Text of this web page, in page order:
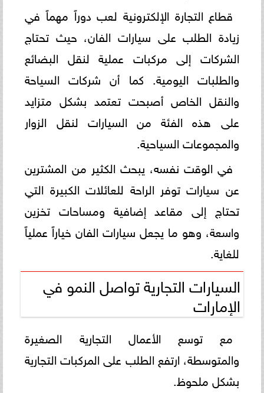
قطاع التجارة الإلكترونية لعب دوراً مهماً في
زيادة الطلب على سيارات الفان، حيث تحتاج
الشركات إلى مركبات عملية لنقل البضائع
والطلبات اليومية. كما أن شركات السياحة
والنقل الخاص أصبحت تعتمد بشكل متزايد
على هذه الفئة من السيارات لنقل الزوار
والمجموعات السياحية.
في الوقت نفسه، يبحث الكثير من المشترين
عن سيارات توفر الراحة للعائلات الكبيرة التي
تحتاج إلى مقاعد إضافية ومساحات تخزين
واسعة، وهو ما يجعل سيارات الفان خياراً عملياً
للغاية.
السيارات التجارية تواصل النمو في
الإمارات
مع توسع الأعمال التجارية الصغيرة
والمتوسطة، ارتفع الطلب على المركبات التجارية
بشكل ملحوظ.